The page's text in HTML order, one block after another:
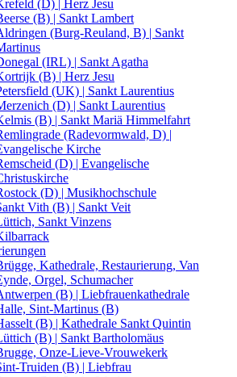
(D) | Herz Jesu
(B) | Sankt Lambert
(Burg-Reuland, B) | Sankt
(IRL) | Sankt Agatha
(B) | Herz Jesu
(UK) | Sankt Laurentius
(D) | Sankt Laurentius
(B) | Sankt Mariä Himmelfahrt
(Radevormwald, D) |
Kirche
(D) | Evangelische
(D) | Musikhochschule
Vith (B) | Sankt Veit
Sankt Vinzens
Kathedrale, Restaurierung, Van
Orgel, Schumacher
(B) | Liebfrauenkathedrale
Sint-Martinus (B)
(B) | Kathedrale Sankt Quintin
(B) | Sankt Bartholomäus
Onze-Lieve-Vrouwekerk
Truiden (B) | Liebfrau